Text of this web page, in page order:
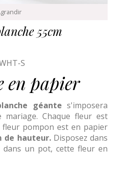
55cm
S
en papier
géante s'imposera
Chaque fleur est
pompon est en papier
de hauteur.Disposez dans
un pot, cette fleur en